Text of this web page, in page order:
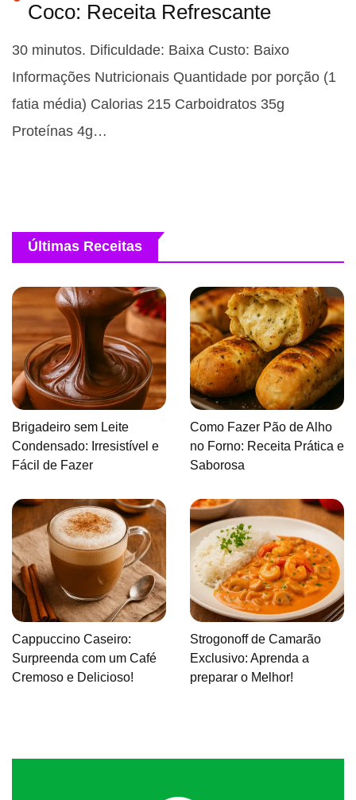
Coco: Receita Refrescante
30 minutos. Dificuldade: Baixa Custo: Baixo
Informações Nutricionais Quantidade por porção (1
fatia média) Calorias 215 Carboidratos 35g
Proteínas 4g…
Últimas Receitas
Brigadeiro sem Leite
Condensado: Irresistível e
Fácil de Fazer
Como Fazer Pão de Alho
no Forno: Receita Prática e
Saborosa
Cappuccino Caseiro:
Surpreenda com um Café
Cremoso e Delicioso!
Strogonoff de Camarão
Exclusivo: Aprenda a
preparar o Melhor!